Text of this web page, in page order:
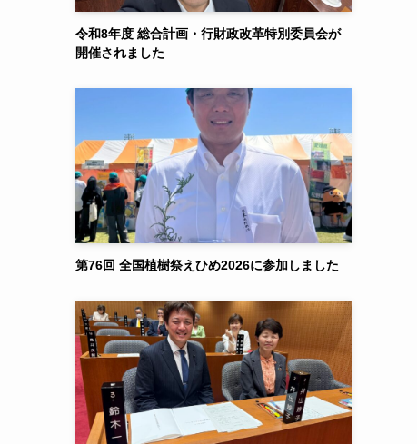
令和8年度 総合計画・行財政改革特別委員会が
開催されました
第76回 全国植樹祭えひめ2026に参加しました